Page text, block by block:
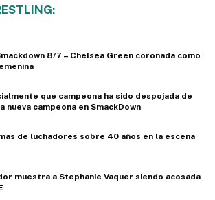
8/7 – Chelsea Green coronada como
que campeona ha sido despojada de
nueva campeona en SmackDown
de luchadores sobre 40 años en la escena
muestra a Stephanie Vaquer siendo acosada